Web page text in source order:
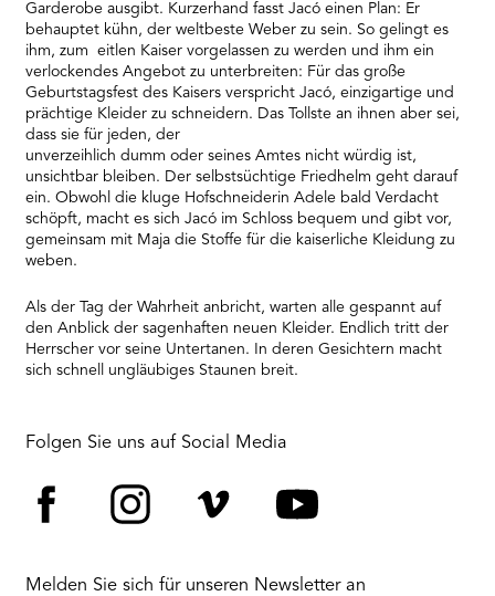
Garderobe ausgibt. Kurzerhand fasst Jacó einen Plan: Er
behauptet kühn, der weltbeste Weber zu sein. So gelingt es
ihm, zum eitlen Kaiser vorgelassen zu werden und ihm ein
verlockendes Angebot zu unterbreiten: Für das große
Geburtstagsfest des Kaisers verspricht Jacó, einzigartige und
prächtige Kleider zu schneidern. Das Tollste an ihnen aber sei,
dass sie für jeden, der
unverzeihlich dumm oder seines Amtes nicht würdig ist,
unsichtbar bleiben. Der selbstsüchtige Friedhelm geht darauf
ein. Obwohl die kluge Hofschneiderin Adele bald Verdacht
schöpft, macht es sich Jacó im Schloss bequem und gibt vor,
gemeinsam mit Maja die Stoffe für die kaiserliche Kleidung zu
weben.
Als der Tag der Wahrheit anbricht, warten alle gespannt auf
den Anblick der sagenhaften neuen Kleider. Endlich tritt der
Herrscher vor seine Untertanen. In deren Gesichtern macht
sich schnell ungläubiges Staunen breit.
Folgen Sie uns auf Social Media
Melden Sie sich für unseren Newsletter an